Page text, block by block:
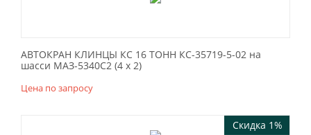
АВТОКРАН КЛИНЦЫ КС 16 ТОНН КС-35719-5-02 на
шасси МАЗ-5340С2 (4 х 2)
Цена по запросу
Скидка 1%